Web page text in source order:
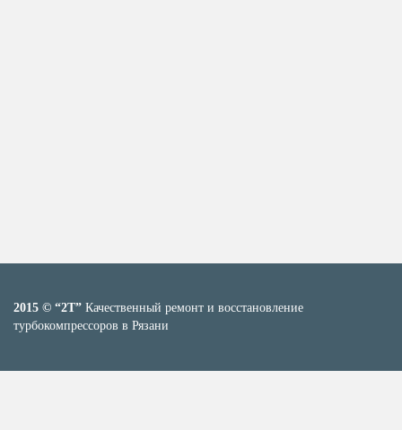
2015 © “2T” Качественный ремонт и восстановление
турбокомпрессоров в Рязани